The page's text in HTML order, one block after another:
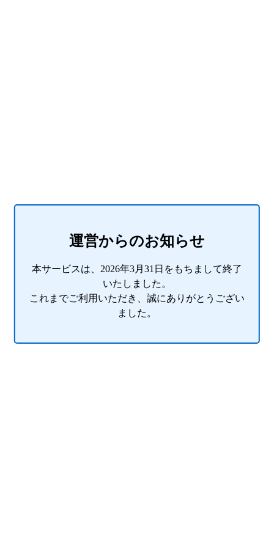
運営からのお知らせ
本サービスは、2026年3月31日をもちまして終了
いたしました。
これまでご利用いただき、誠にありがとうござい
ました。